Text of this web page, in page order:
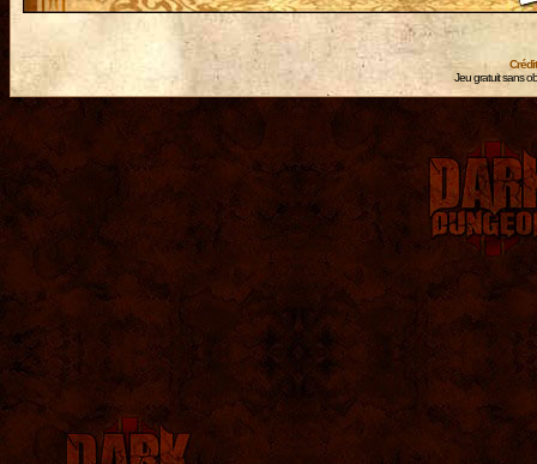
Jeu gratuit sans